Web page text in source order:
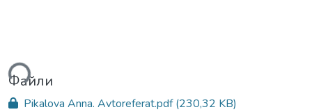
Файли
Pikalova Anna. Avtoreferat.pdf(230,32 KB)